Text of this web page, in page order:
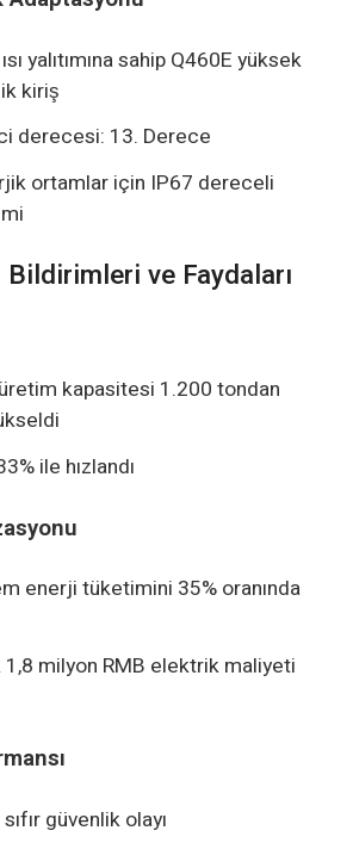
yalıtımına sahip Q460E yüksek
kiriş
derecesi: 13. Derece
ortamlar için IP67 dereceli
Bildirimleri ve Faydaları
kapasitesi 1.200 tondan
ile hızlandı
enerji tüketimini 35% oranında
1,8 milyon RMB elektrik maliyeti
güvenlik olayı